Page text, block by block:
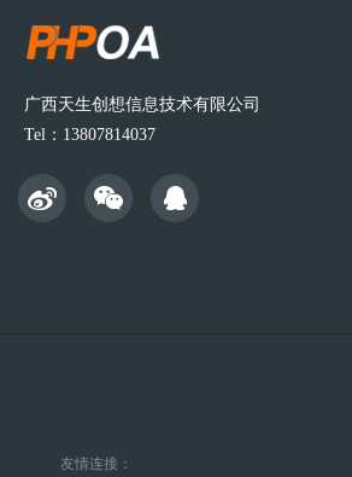
广西天生创想信息技术有限公司
Tel：13807814037
友情连接：